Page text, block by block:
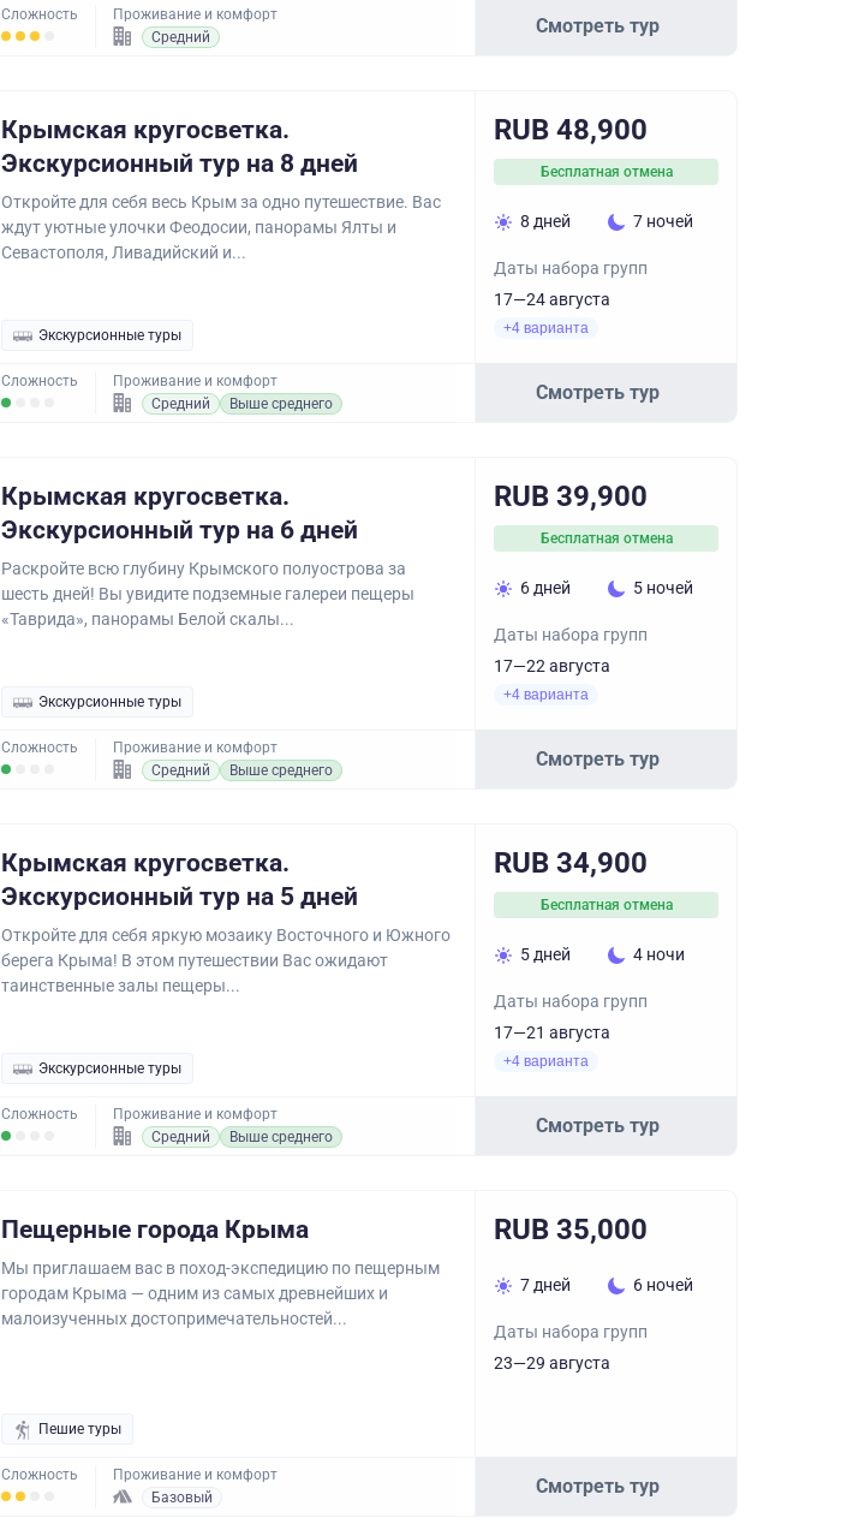
Сложность
Проживание и комфорт
Средний
Смотреть тур
Крымская кругосветка.
Экскурсионный тур на 8 дней
Откройте для себя весь Крым за одно путешествие. Вас
ждут уютные улочки Феодосии, панорамы Ялты и
Севастополя, Ливадийский и...
Экскурсионные туры
Сложность
Проживание и комфорт
Средний
Выше среднего
RUB 48,900
Бесплатная отмена
8 дней 7 ночей
Даты набора групп
17—24 августа
+4 варианта
Смотреть тур
Крымская кругосветка.
Экскурсионный тур на 6 дней
Раскройте всю глубину Крымского полуострова за
шесть дней! Вы увидите подземные галереи пещеры
«Таврида», панорамы Белой скалы...
Экскурсионные туры
Сложность
Проживание и комфорт
Средний
Выше среднего
RUB 39,900
Бесплатная отмена
6 дней 5 ночей
Даты набора групп
17—22 августа
+4 варианта
Смотреть тур
Крымская кругосветка.
Экскурсионный тур на 5 дней
Откройте для себя яркую мозаику Восточного и Южного
берега Крыма! В этом путешествии Вас ожидают
таинственные залы пещеры...
Экскурсионные туры
Сложность
Проживание и комфорт
Средний
Выше среднего
RUB 34,900
Бесплатная отмена
5 дней 4 ночи
Даты набора групп
17—21 августа
+4 варианта
Смотреть тур
Пещерные города Крыма
Мы приглашаем вас в поход-экспедицию по пещерным
городам Крыма — одним из самых древнейших и
малоизученных достопримечательностей...
Пешие туры
Сложность
Проживание и комфорт
Базовый
RUB 35,000
7 дней 6 ночей
Даты набора групп
23—29 августа
Смотреть тур